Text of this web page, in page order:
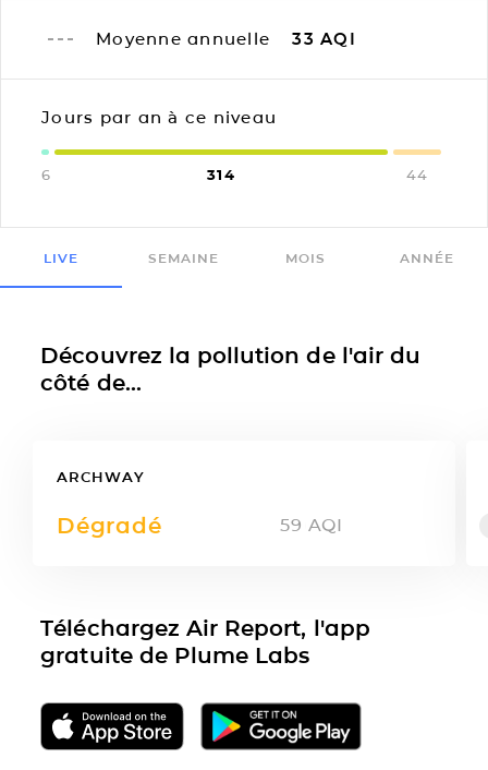
Moyenne annuelle 33 AQI
Jours par an à ce niveau
6 314 44
LIVE SEMAINE MOIS ANNÉE
Découvrez la pollution de l'air du
côté de...
ARCHWAY
Dégradé 59 AQI
Téléchargez Air Report, l'app
gratuite de Plume Labs